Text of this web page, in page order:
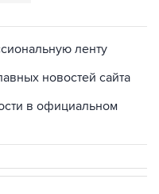
ленту
новостей сайта
в официальном